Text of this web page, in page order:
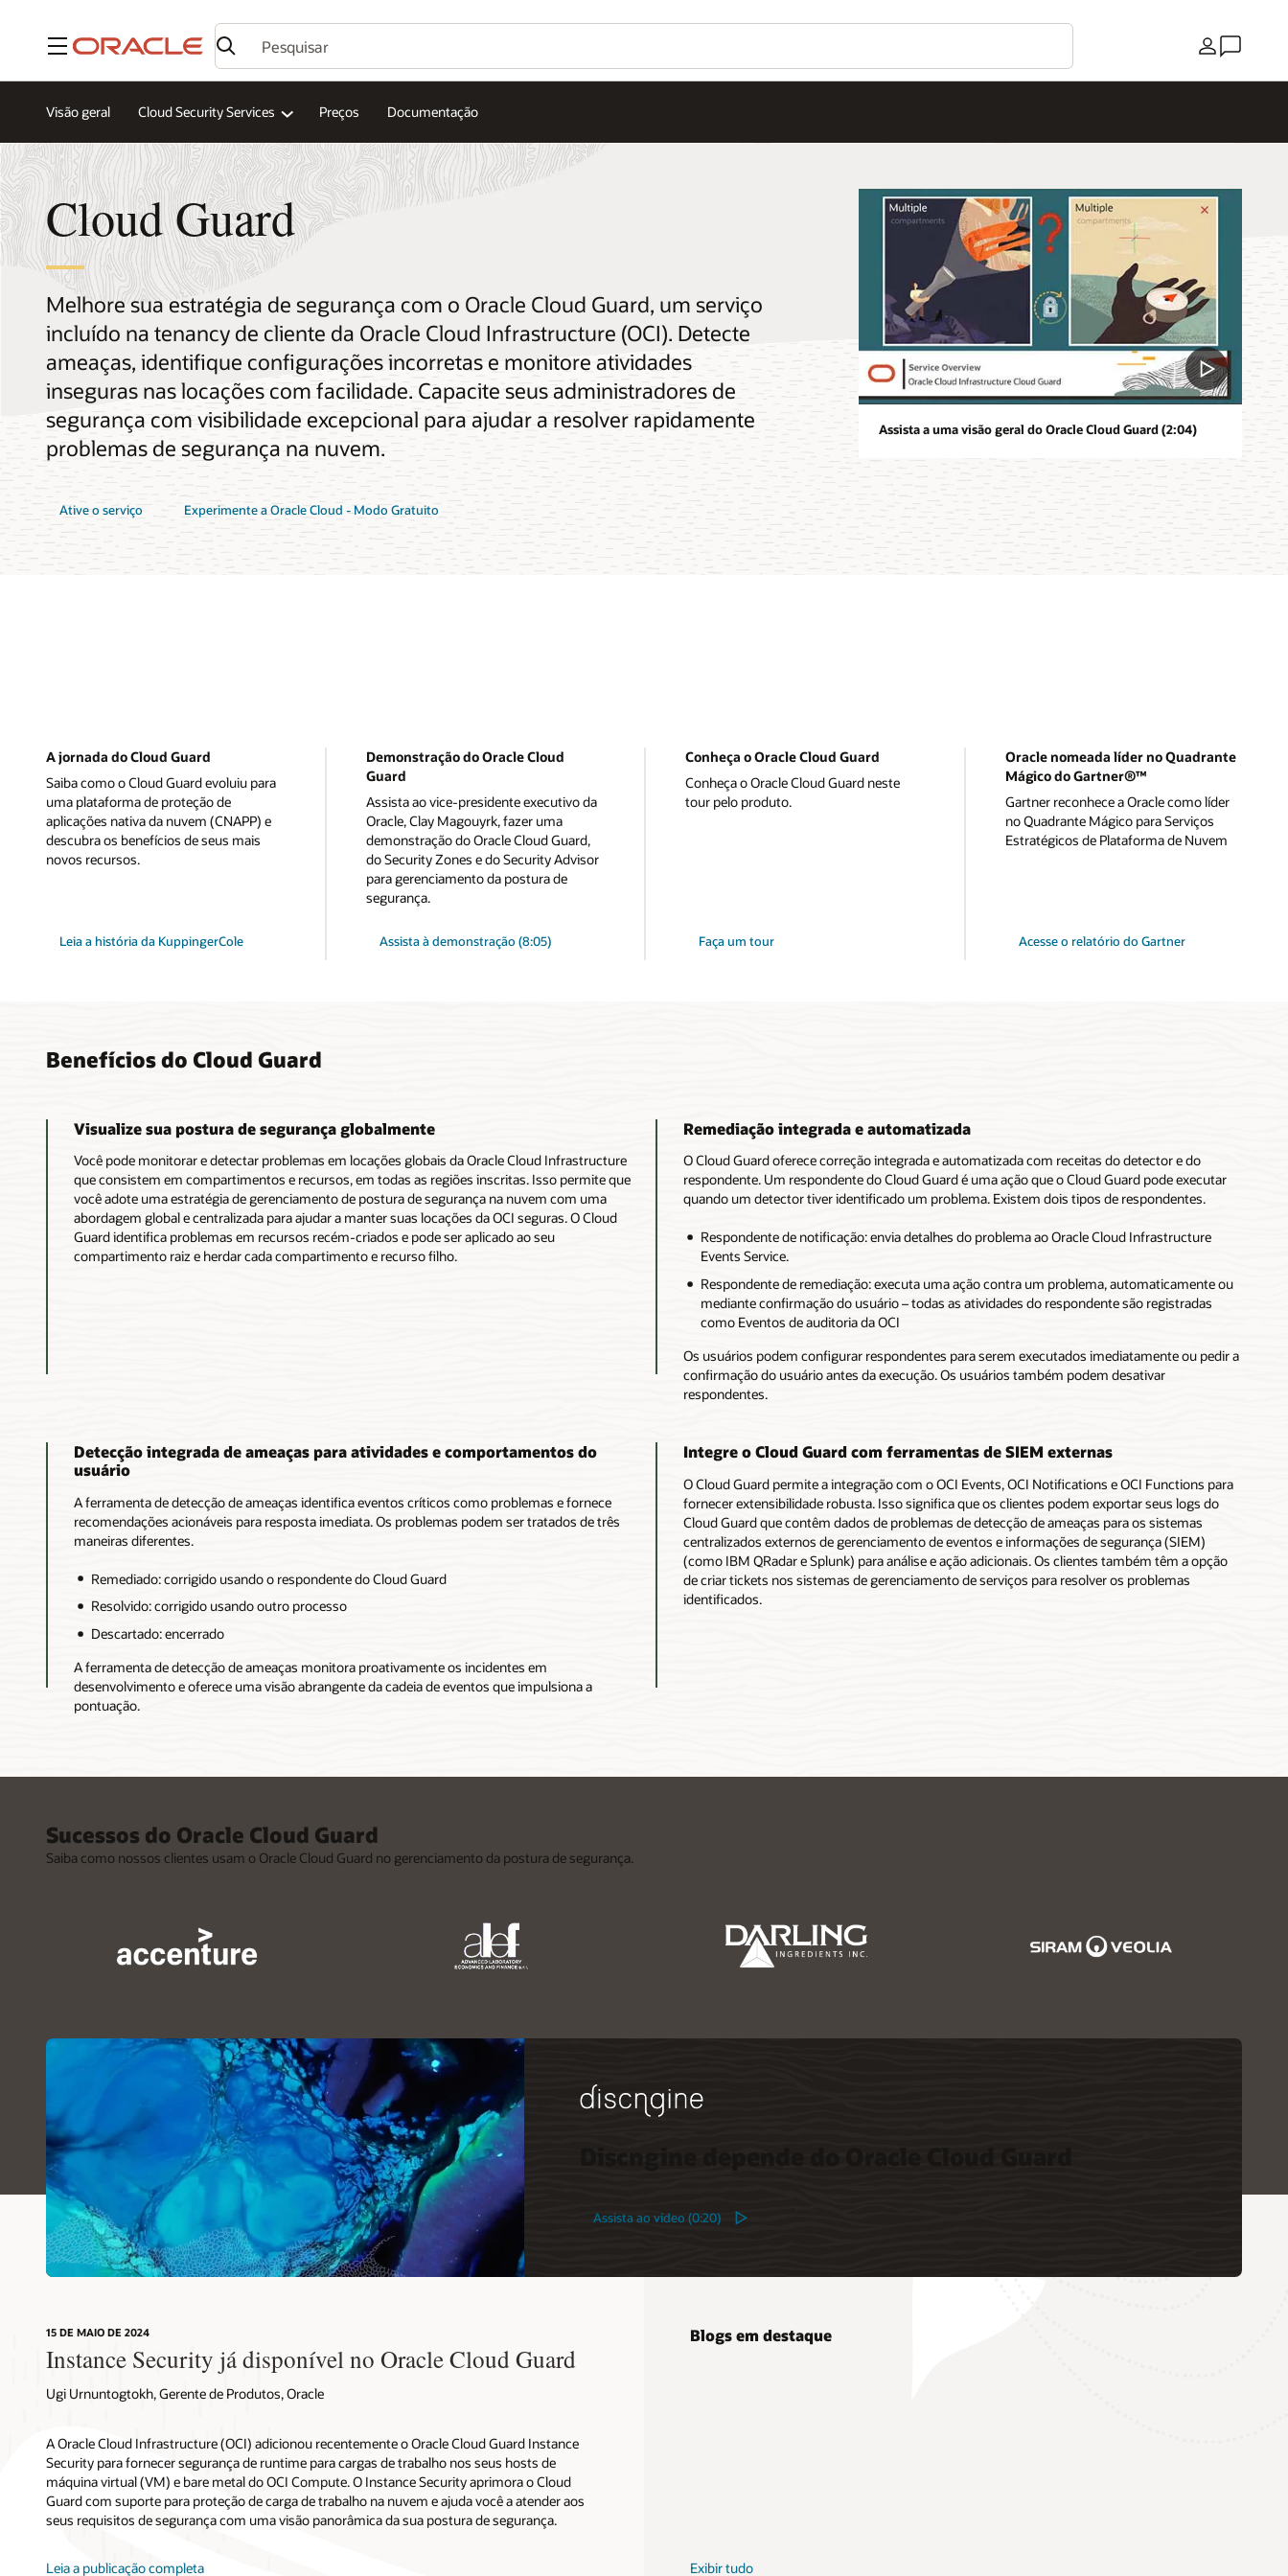
Menu País
Visão geral Cloud Security Services Preços Documentação
Cloud Guard
Melhore sua estratégia de segurança com o Oracle Cloud Guard, um serviço
incluído na tenancy de cliente da Oracle Cloud Infrastructure (OCI). Detecte
ameaças, identifique configurações incorretas e monitore atividades
inseguras nas locações com facilidade. Capacite seus administradores de
segurança com visibilidade excepcional para ajudar a resolver rapidamente
problemas de segurança na nuvem.
Ative o serviço Experimente a Oracle Cloud - Modo Gratuito
Assista a uma visão geral do Oracle Cloud Guard (2:04)
A jornada do Cloud Guard
Saiba como o Cloud Guard evoluiu para
uma plataforma de proteção de
aplicações nativa da nuvem (CNAPP) e
descubra os benefícios de seus mais
novos recursos.
Leia a história da KuppingerCole
Demonstração do Oracle Cloud
Guard
Assista ao vice-presidente executivo da
Oracle, Clay Magouyrk, fazer uma
demonstração do Oracle Cloud Guard,
do Security Zones e do Security Advisor
para gerenciamento da postura de
segurança.
Assista à demonstração (8:05)
Conheça o Oracle Cloud Guard
Conheça o Oracle Cloud Guard neste
tour pelo produto.
Faça um tour
Oracle nomeada líder no Quadrante
Mágico do Gartner®™
Gartner reconhece a Oracle como líder
no Quadrante Mágico para Serviços
Estratégicos de Plataforma de Nuvem
Acesse o relatório do Gartner
Benefícios do Cloud Guard
Visualize sua postura de segurança globalmente
Você pode monitorar e detectar problemas em locações globais da Oracle Cloud Infrastructure
que consistem em compartimentos e recursos, em todas as regiões inscritas. Isso permite que
você adote uma estratégia de gerenciamento de postura de segurança na nuvem com uma
abordagem global e centralizada para ajudar a manter suas locações da OCI seguras. O Cloud
Guard identifica problemas em recursos recém-criados e pode ser aplicado ao seu
compartimento raiz e herdar cada compartimento e recurso filho.
Remediação integrada e automatizada
O Cloud Guard oferece correção integrada e automatizada com receitas do detector e do
respondente. Um respondente do Cloud Guard é uma ação que o Cloud Guard pode executar
quando um detector tiver identificado um problema. Existem dois tipos de respondentes.
Respondente de notificação: envia detalhes do problema ao Oracle Cloud Infrastructure
Events Service.
Respondente de remediação: executa uma ação contra um problema, automaticamente ou
mediante confirmação do usuário – todas as atividades do respondente são registradas
como Eventos de auditoria da OCI
Os usuários podem configurar respondentes para serem executados imediatamente ou pedir a
confirmação do usuário antes da execução. Os usuários também podem desativar
respondentes.
Detecção integrada de ameaças para atividades e comportamentos do
usuário
A ferramenta de detecção de ameaças identifica eventos críticos como problemas e fornece
recomendações acionáveis para resposta imediata. Os problemas podem ser tratados de três
maneiras diferentes.
Remediado: corrigido usando o respondente do Cloud Guard
Resolvido: corrigido usando outro processo
Descartado: encerrado
A ferramenta de detecção de ameaças monitora proativamente os incidentes em
desenvolvimento e oferece uma visão abrangente da cadeia de eventos que impulsiona a
pontuação.
Integre o Cloud Guard com ferramentas de SIEM externas
O Cloud Guard permite a integração com o OCI Events, OCI Notifications e OCI Functions para
fornecer extensibilidade robusta. Isso significa que os clientes podem exportar seus logs do
Cloud Guard que contêm dados de problemas de detecção de ameaças para os sistemas
centralizados externos de gerenciamento de eventos e informações de segurança (SIEM)
(como IBM QRadar e Splunk) para análise e ação adicionais. Os clientes também têm a opção
de criar tickets nos sistemas de gerenciamento de serviços para resolver os problemas
identificados.
Sucessos do Oracle Cloud Guard
Saiba como nossos clientes usam o Oracle Cloud Guard no gerenciamento da postura de segurança.
Assista ao vídeo (0:20)
15 DE MAIO DE 2024
Instance Security já disponível no Oracle Cloud Guard
Ugi Urnuntogtokh, Gerente de Produtos, Oracle
A Oracle Cloud Infrastructure (OCI) adicionou recentemente o Oracle Cloud Guard Instance
Security para fornecer segurança de runtime para cargas de trabalho nos seus hosts de
máquina virtual (VM) e bare metal do OCI Compute. O Instance Security aprimora o Cloud
Guard com suporte para proteção de carga de trabalho na nuvem e ajuda você a atender aos
seus requisitos de segurança com uma visão panorâmica da sua postura de segurança.
Leia a publicação completa
Blogs em destaque
Exibir tudo